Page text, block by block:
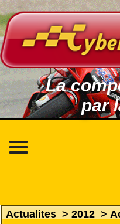
La
par
Actualites > 2012 >